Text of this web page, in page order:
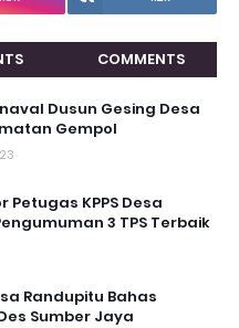
COMMENTS
Dusun Gesing Desa
Gempol
Petugas KPPS Desa
3 TPS Terbaik
Randupitu Bahas
Sumber Jaya